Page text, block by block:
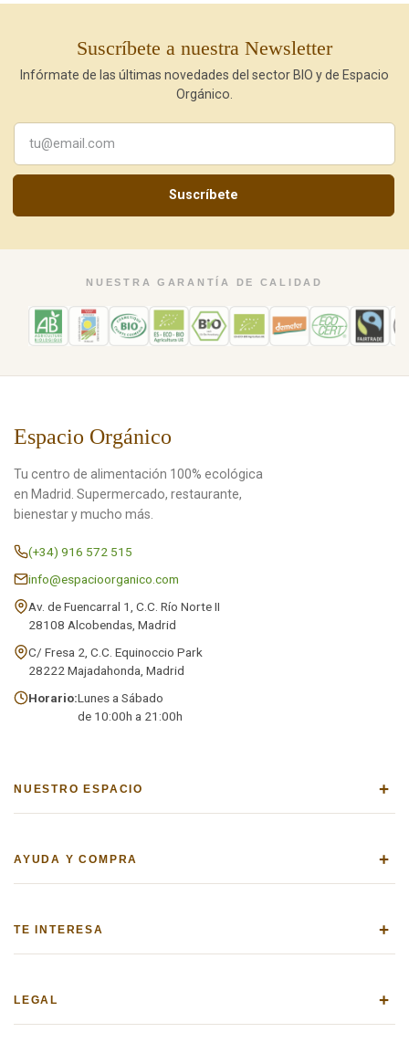
Suscríbete a nuestra Newsletter
Infórmate de las últimas novedades del sector BIO y de Espacio
Orgánico.
Suscríbete
NUESTRA GARANTÍA DE CALIDAD
Espacio Orgánico
Tu centro de alimentación 100% ecológica
en Madrid. Supermercado, restaurante,
bienestar y mucho más.
(+34) 916 572 515
info@espacioorganico.com
Av. de Fuencarral 1, C.C. Río Norte II
28108 Alcobendas, Madrid
C/ Fresa 2, C.C. Equinoccio Park
28222 Majadahonda, Madrid
Horario:Lunes a Sábado
de 10:00h a 21:00h
NUESTRO ESPACIO +
AYUDA Y COMPRA +
TE INTERESA +
LEGAL +